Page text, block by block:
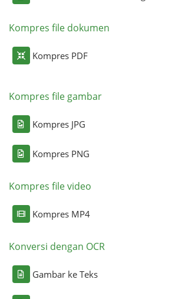
Kompres file dokumen
Kompres PDF
Kompres file gambar
Kompres JPG
Kompres PNG
Kompres file video
Kompres MP4
Konversi dengan OCR
Gambar ke Teks